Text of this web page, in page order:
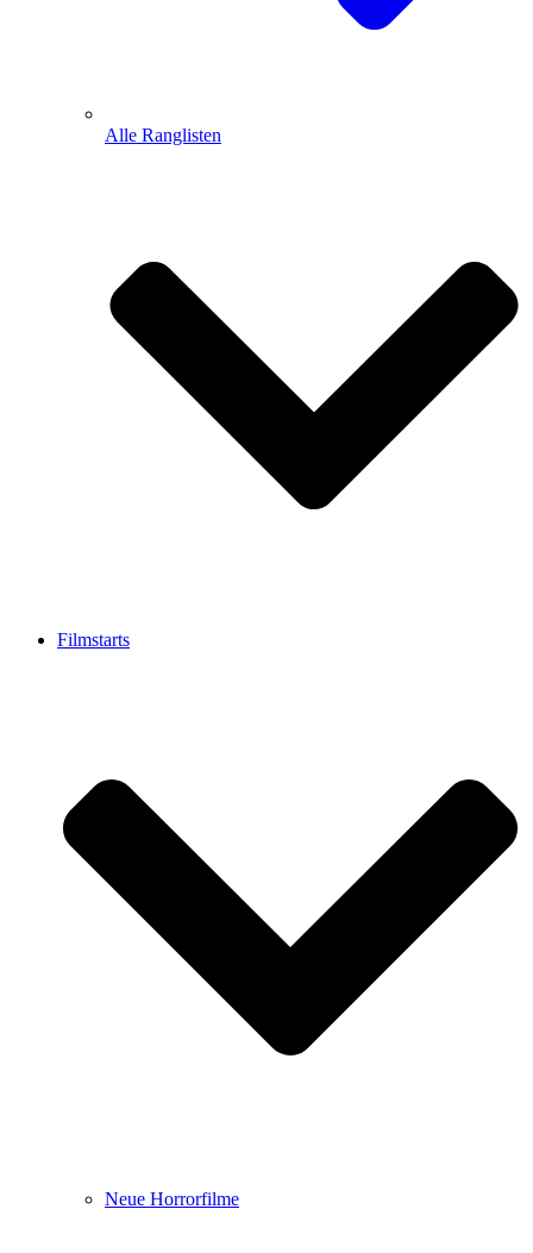
Alle Ranglisten
Filmstarts
Neue Horrorfilme